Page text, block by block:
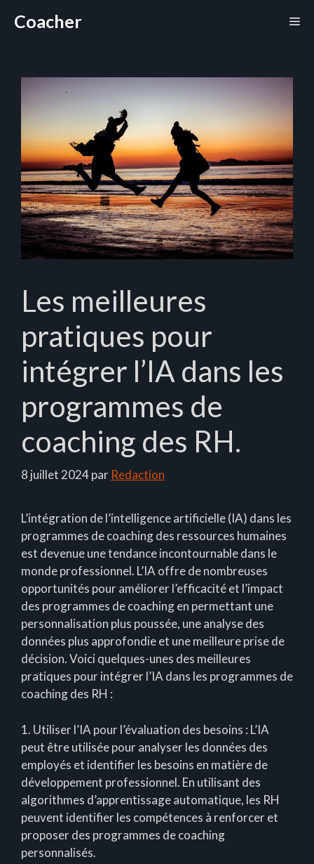
Coacher
Les meilleures
pratiques pour
intégrer l’IA dans les
programmes de
coaching des RH.
8 juillet 2024par Redaction
L’intégration de l’intelligence artificielle (IA) dans les
programmes de coaching des ressources humaines
est devenue une tendance incontournable dans le
monde professionnel. L’IA offre de nombreuses
opportunités pour améliorer l’efficacité et l’impact
des programmes de coaching en permettant une
personnalisation plus poussée, une analyse des
données plus approfondie et une meilleure prise de
décision. Voici quelques-unes des meilleures
pratiques pour intégrer l’IA dans les programmes de
coaching des RH :
1. Utiliser l’IA pour l’évaluation des besoins : L’IA
peut être utilisée pour analyser les données des
employés et identifier les besoins en matière de
développement professionnel. En utilisant des
algorithmes d’apprentissage automatique, les RH
peuvent identifier les compétences à renforcer et
proposer des programmes de coaching
personnalisés.